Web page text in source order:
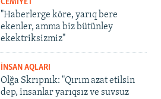
CEMİYET
"Haberlerge köre, yarıq bere
ekenler, amma biz bütünley
ekektriksizmiz"
İNSAN AQLARI
Olğa Skrıpnık: "Qırım azat etilsin
dep, insanlar yarıqsız ve suvsuz